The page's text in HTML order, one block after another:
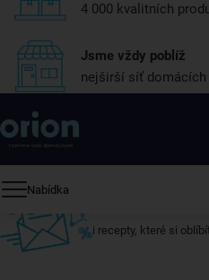
4 000 kvalitních
Jsme vždy poblíž
nejširší síť domácích
Nabídka
Získejte rady, recepty a
ostatní
Přihlaste se k odběru našeho
i recepty, které si